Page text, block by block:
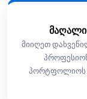
მაღალი
მიიღეთ
პორტფოლიოს